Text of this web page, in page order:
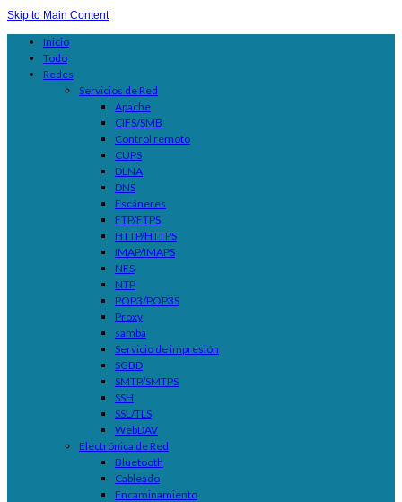
Skip to Main Content
Inicio
Todo
Redes
Servicios de Red
Apache
CIFS/SMB
Control remoto
CUPS
DLNA
DNS
Escáneres
FTP/FTPS
HTTP/HTTPS
IMAP/IMAPS
NFS
NTP
POP3/POP3S
Proxy
samba
Servicio de impresión
SGBD
SMTP/SMTPS
SSH
SSL/TLS
WebDAV
Electrónica de Red
Bluetooth
Cableado
Encaminamiento